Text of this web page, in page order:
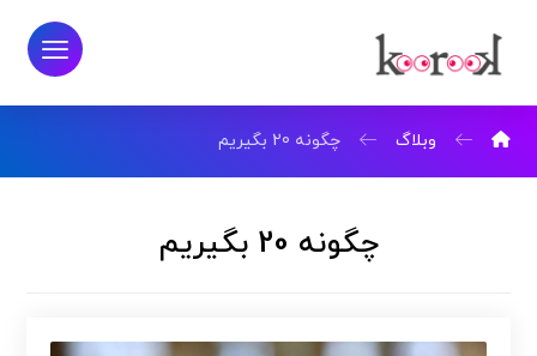
وبلاگ چگونه 20 بگیریم
چگونه 20 بگیریم